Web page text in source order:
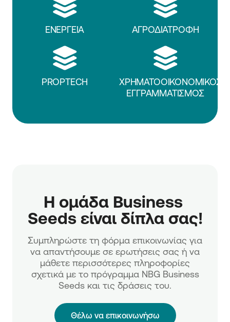
ΕΝΕΡΓΕΙΑ ΑΓΡΟΔΙΑΤΡΟΦΗ
PROPTECH
ΧΡΗΜΑΤΟΟΙΚΟΝΟΜΙΚΟΣ
ΕΓΓΡΑΜΜΑΤΙΣΜΟΣ
Η ομάδα Business
Συμπληρώστε τη φόρμα επικοινωνίας για
να απαντήσουμε σε ερωτήσεις σας ή να
μάθετε περισσότερες πληροφορίες
σχετικά με το πρόγραμμα NBG Business
Seeds και τις δράσεις του.
Θέλω να επικοινωνήσω